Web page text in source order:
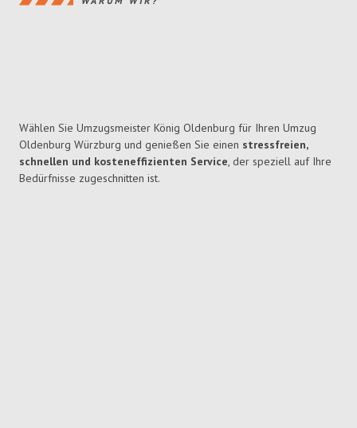
Wählen Sie Umzugsmeister König Oldenburg für Ihren Umzug
Oldenburg Würzburg und genießen Sie einen stressfreien,
schnellen und kosteneffizienten Service, der speziell auf Ihre
Bedürfnisse zugeschnitten ist.